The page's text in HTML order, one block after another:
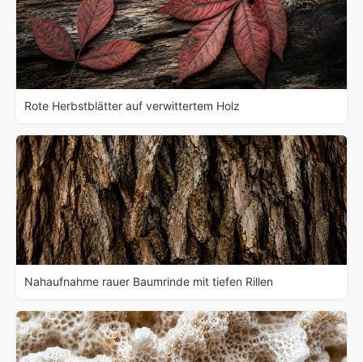
Rote Herbstblätter auf verwittertem Holz
Nahaufnahme rauer Baumrinde mit tiefen Rillen